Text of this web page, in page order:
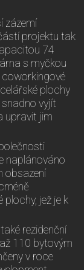
zázemí
projektu tak
74
s myčkou
coworkingové
plochy
vyjít
upravit jim
naplánováno
obsazení
plochy, jež je k
rezidenční
110 bytovým
v roce